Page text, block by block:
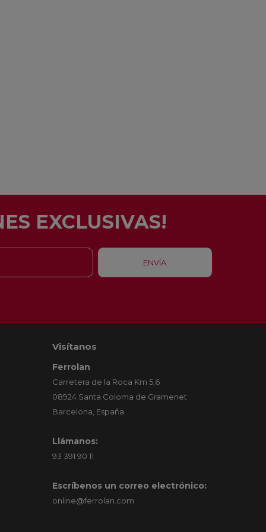
EXCLUSIVAS!
Visítanos
Ferrolan
Carretera de la Roca Km 5,6
08924 Santa Coloma de Gramenet
Barcelona, España
Llámanos:
93 391 90 11
Escríbenos un correo electrónico:
online@ferrolan.com